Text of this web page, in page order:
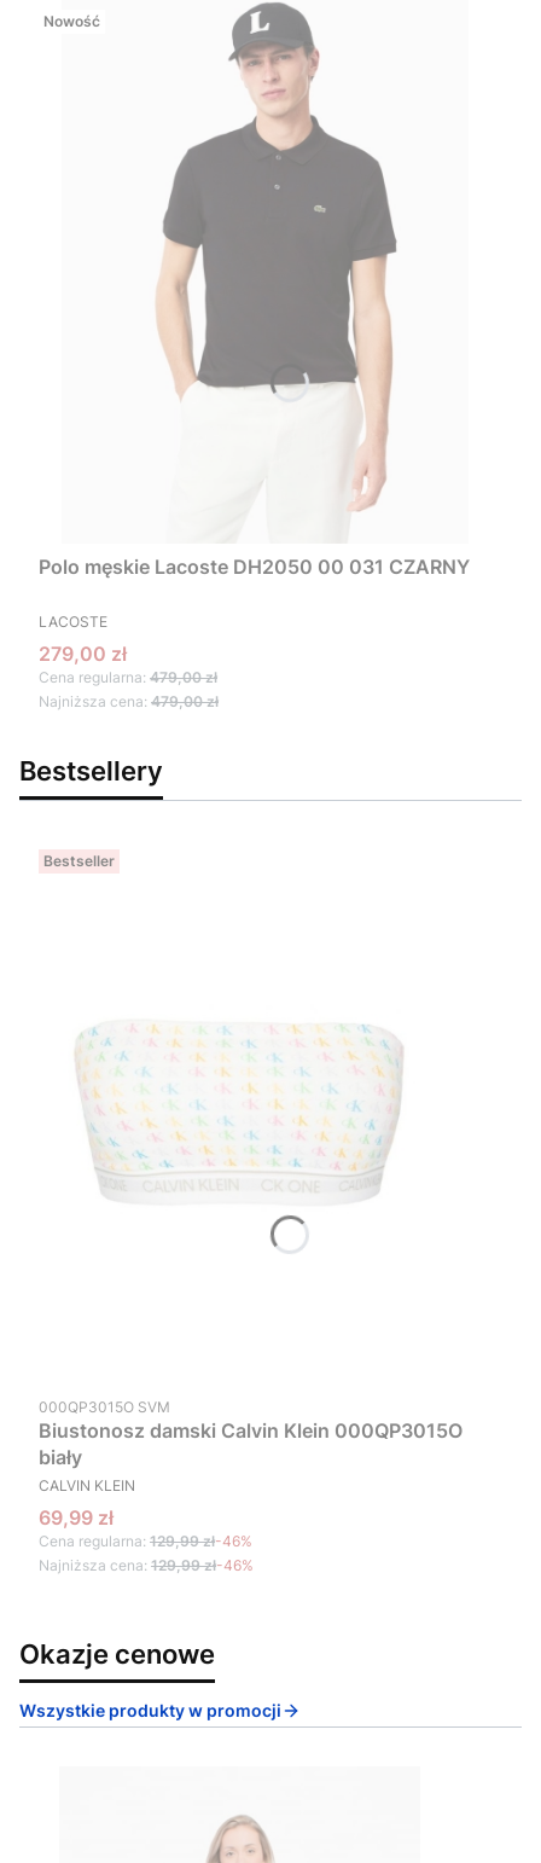
Nowość
Polo męskie Lacoste DH2050 00 031 CZARNY
PRODUCENT
LACOSTE
Cena promocyjna
279,00 zł
Cena regularna: 479,00 zł
Najniższa cena: 479,00 zł
Bestsellery
Bestseller
Kod produktu
000QP3015O SVM
Biustonosz damski Calvin Klein 000QP3015O
biały
PRODUCENT
CALVIN KLEIN
Cena promocyjna
69,99 zł
Cena regularna: 129,99 zł-46%
Najniższa cena: 129,99 zł-46%
Okazje cenowe
Wszystkie produkty w promocji